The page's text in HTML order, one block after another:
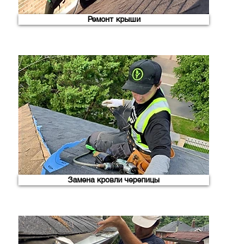
Ремонт крыши
Замена кровли черепицы